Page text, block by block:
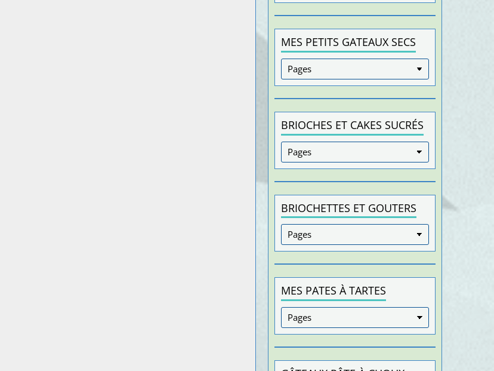
MES PETITS GATEAUX SECS
BRIOCHES ET CAKES SUCRÉS
BRIOCHETTES ET GOUTERS
MES PATES À TARTES